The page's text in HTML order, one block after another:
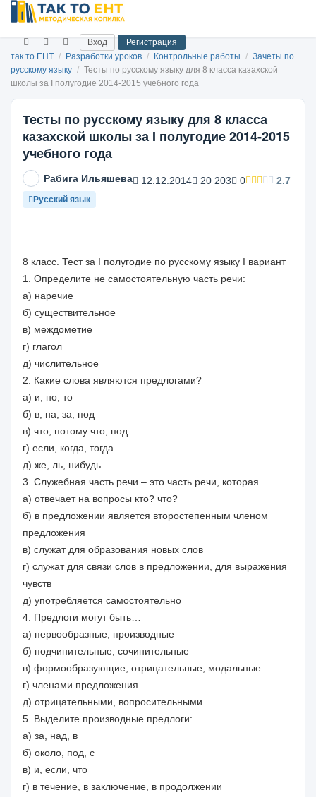
Вход
Регистрация
так то ЕНТ / Разработки уроков / Контрольные работы / Зачеты по
русскому языку / Тесты по русскому языку для 8 класса казахской
школы за I полугодие 2014-2015 учебного года
Тесты по русскому языку для 8 класса
казахской школы за I полугодие 2014-2015
учебного года
Рабига Ильяшева 12.12.2014 20 203 0 2.7
Русский язык
8 класс. Тест за I полугодие по русскому языку I вариант
1. Определите не самостоятельную часть речи:
а) наречие
б) существительное
в) междометие
г) глагол
д) числительное
2. Какие слова являются предлогами?
а) и, но, то
б) в, на, за, под
в) что, потому что, под
г) если, когда, тогда
д) же, ль, нибудь
3. Служебная часть речи – это часть речи, которая…
а) отвечает на вопросы кто? что?
б) в предложении является второстепенным членом
предложения
в) служат для образования новых слов
г) служат для связи слов в предложении, для выражения
чувств
д) употребляется самостоятельно
4. Предлоги могут быть…
а) первообразные, производные
б) подчинительные, сочинительные
в) формообразующие, отрицательные, модальные
г) членами предложения
д) отрицательными, вопросительными
5. Выделите производные предлоги:
а) за, над, в
б) около, под, с
в) и, если, что
г) в течение, в заключение, в продолжении